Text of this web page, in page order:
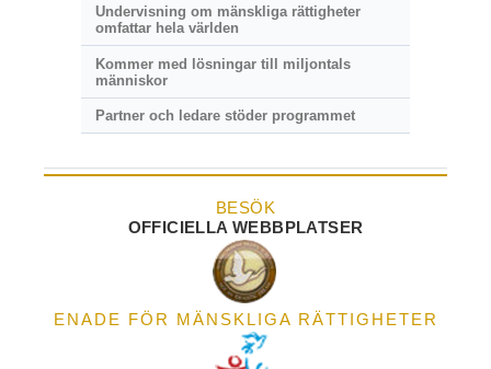
Undervisning om mänskliga rättigheter
omfattar hela världen
Kommer med lösningar till miljontals
människor
Partner och ledare stöder programmet
BESÖK
OFFICIELLA WEBBPLATSER
ENADE FÖR MÄNSKLIGA RÄTTIGHETER